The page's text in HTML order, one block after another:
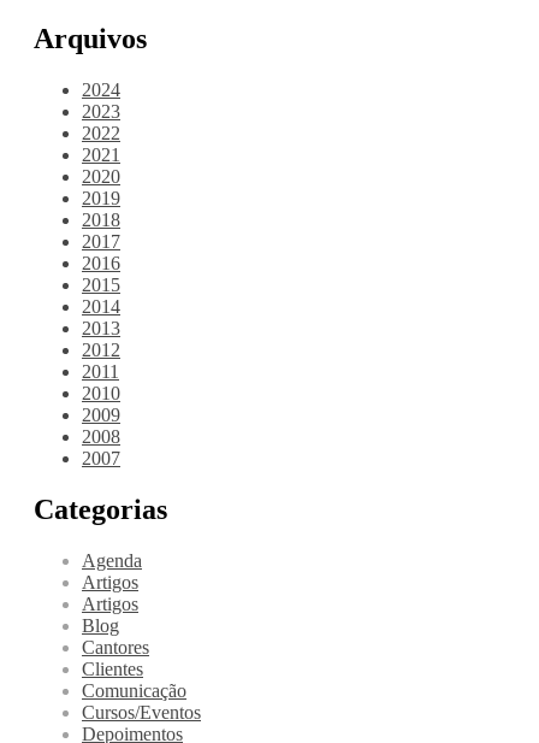
Arquivos
2024
2023
2022
2021
2020
2019
2018
2017
2016
2015
2014
2013
2012
2011
2010
2009
2008
2007
Categorias
Agenda
Artigos
Artigos
Blog
Cantores
Clientes
Comunicação
Cursos/Eventos
Depoimentos